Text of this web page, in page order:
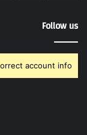
Follow us
account info.